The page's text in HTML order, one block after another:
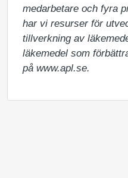
medarbetare och fyra
har vi resurser för
tillverkning av
läkemedel som
på www.apl.se.